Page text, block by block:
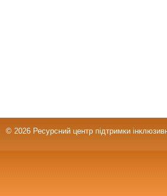
© 2026 Ресурсний центр підтримки